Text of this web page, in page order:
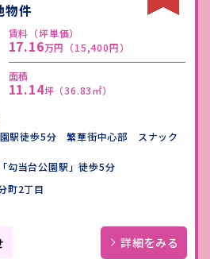
物件
賃料（坪単価）
17.16万円 （15,400円）
面積
11.14坪 （36.83㎡）
駅徒歩5分 繁華街中心部 スナック
勾当台公園駅」徒歩5分
町2丁目
詳細をみる